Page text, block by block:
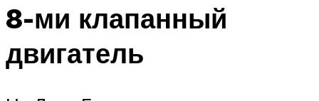
8-ми клапанный
двигатель